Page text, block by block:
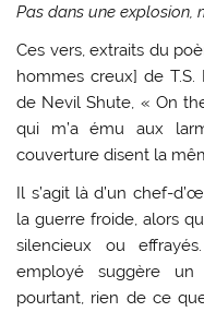
Pas dans une explosion,
Ces vers, extraits du
hommes creux] de
de Nevil Shute, « On
qui m’a ému aux
couverture disent la
Il s’agit là d’un chef-
la guerre froide, alors
silencieux ou
employé suggère
pourtant, rien de ce